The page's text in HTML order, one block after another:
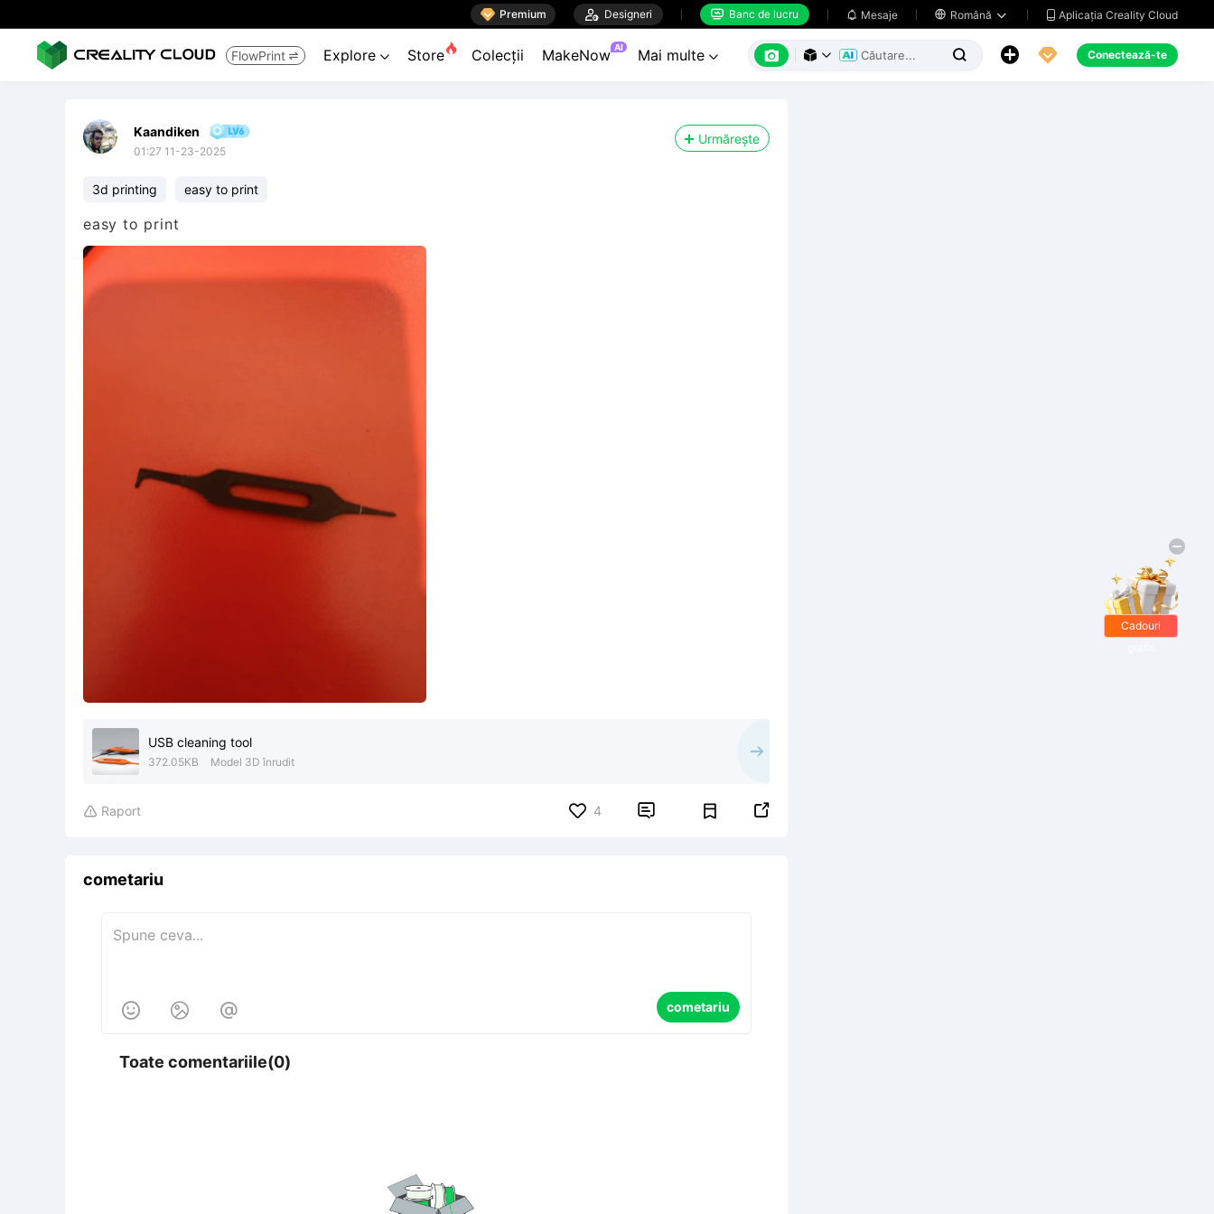
 Premium  Designeri  Banc de lucru  Mesaje  Română   Aplicația Creality Cloud
FlowPrint  Explore  Store Colecții MakeNow AI Mai multe        Conectează-te
Kaandiken
01:27 11-23-2025
Urmărește
3d printing easy to print
easy to print
USB cleaning tool
372.05KB Model 3D înrudit
 Raport 4  
cometariu
   cometariu
Toate comentariile(0)
Cadouri